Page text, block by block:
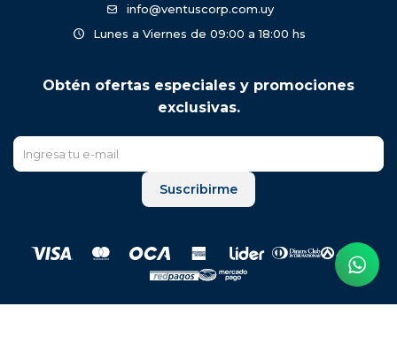
info@ventuscorp.com.uy
Lunes a Viernes de 09:00 a 18:00 hs
Obtén ofertas especiales y promociones
exclusivas.
Suscribirme